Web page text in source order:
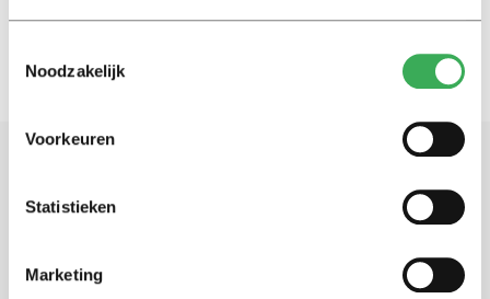
Noodzakelijk
Voorkeuren
Statistieken
Marketing
Blijf op de hoogte. Meld je aan voor de nieuwsbrief van